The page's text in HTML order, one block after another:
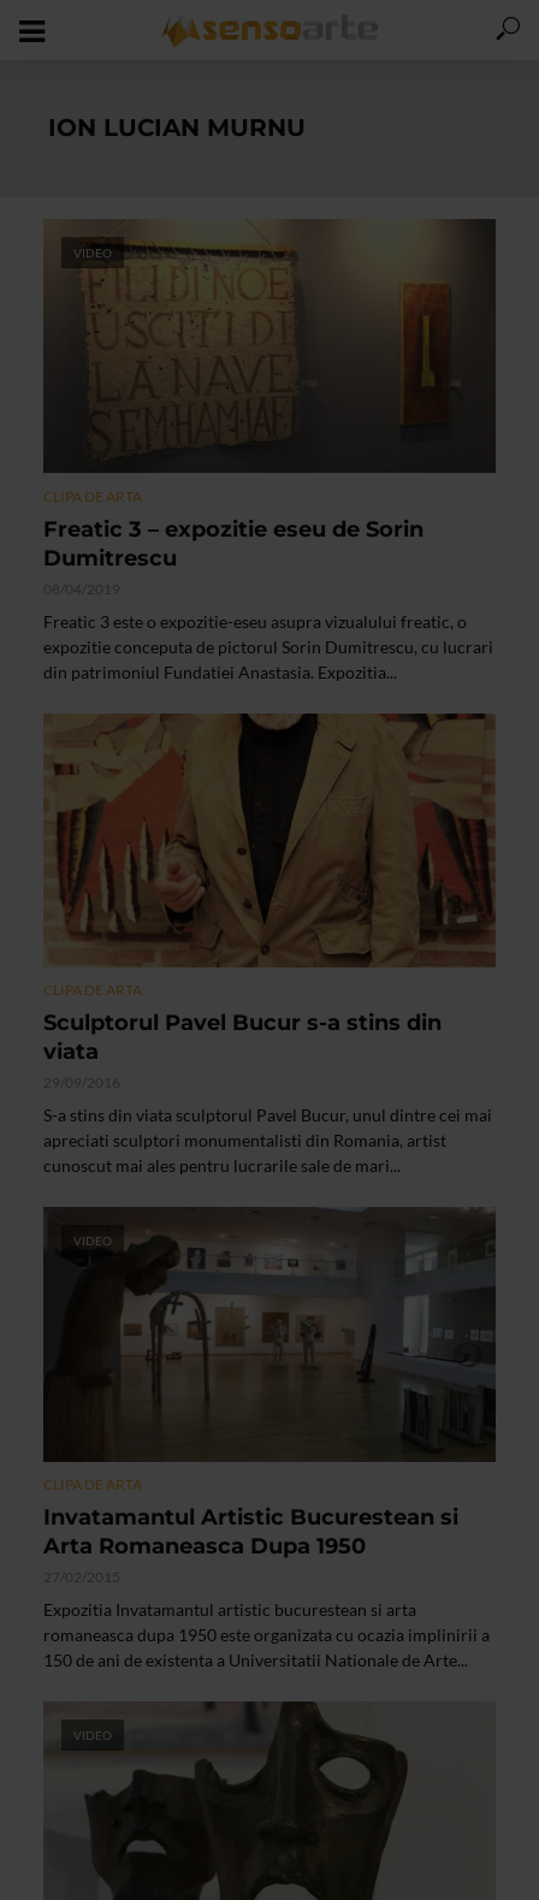
ION LUCIAN MURNU
VIDEO
CLIPA DE ARTA
Freatic 3 – expozitie eseu de Sorin
Dumitrescu
08/04/2019
Freatic 3 este o expozitie-eseu asupra vizualului freatic, o
expozitie conceputa de pictorul Sorin Dumitrescu, cu lucrari
din patrimoniul Fundatiei Anastasia. Expozitia...
CLIPA DE ARTA
Sculptorul Pavel Bucur s-a stins din
viata
29/09/2016
S-a stins din viata sculptorul Pavel Bucur, unul dintre cei mai
apreciati sculptori monumentalisti din Romania, artist
cunoscut mai ales pentru lucrarile sale de mari...
VIDEO
CLIPA DE ARTA
Invatamantul Artistic Bucurestean si
Arta Romaneasca Dupa 1950
27/02/2015
Expozitia Invatamantul artistic bucurestean si arta
romaneasca dupa 1950 este organizata cu ocazia implinirii a
150 de ani de existenta a Universitatii Nationale de Arte...
VIDEO